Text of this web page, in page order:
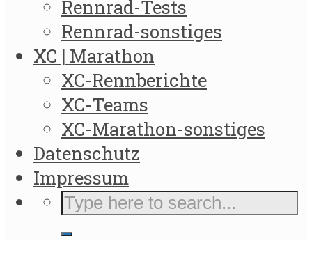
Rennrad-Tests
Rennrad-sonstiges
XC | Marathon
XC-Rennberichte
XC-Teams
XC-Marathon-sonstiges
Datenschutz
Impressum